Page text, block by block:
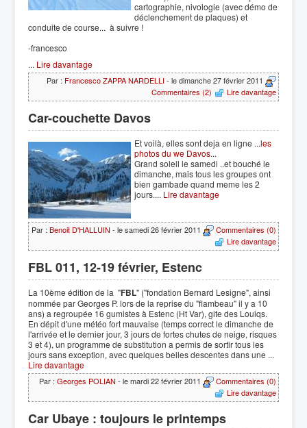
cartographie, nivologie (avec démo de
déclenchement de plaques) et
conduite de course... à suivre !
-francesco
... Lire davantage
Par : Francesco ZAPPA NARDELLI- le dimanche 27 février 2011
Commentaires (2)
Lire davantage
Car-couchette Davos
Et voilà, elles sont deja en ligne ...les
photos du we Davos...
Grand soleil le samedi ..et bouché le
dimanche, mais tous les groupes ont
bien gambade quand meme les 2
jours.... Lire davantage
Par : Benoit D'HALLUIN - le samedi 26 février 2011
Commentaires (0)
Lire davantage
FBL 011, 12-19 février, Estenc
La 10ème édition de la "FBL" ("fondation Bernard Lesigne", ainsi
nommée par Georges P. lors de la reprise du "flambeau" il y a 10
ans) a regroupée 16 gumistes à Estenc (Ht Var), gite des Louiqs.
En dépit d'une météo fort mauvaise (temps correct le dimanche de
l'arrivée et le dernier jour, 3 jours de fortes chutes de neige, risques
3 et 4), un programme de substitution a permis de sortir tous les
jours sans exception, avec quelques belles descentes dans une ...
Lire davantage
Par : Georges POLIAN - le mardi 22 février 2011
Commentaires (0)
Lire davantage
Car Ubaye : toujours le printemps